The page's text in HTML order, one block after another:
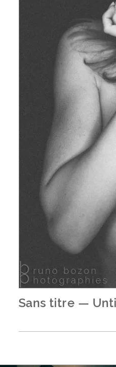
Sans titre —